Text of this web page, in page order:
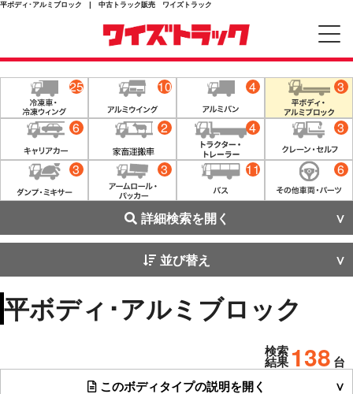
平ボディ･アルミブロック | 中古トラック販売 ワイズトラック
25 10 4 3
6 2 4 3
3 3 11 6
詳細検索を開く
並び替え
平ボディ･アルミブロック
検索
結果 138 台
このボディタイプの説明を開く